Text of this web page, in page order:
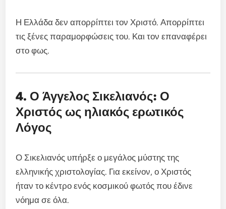
Η Ελλάδα δεν απορρίπτει τον Χριστό. Απορρίπτει
τις ξένες παραμορφώσεις του. Και τον επαναφέρει
στο φως.
4. Ο Άγγελος Σικελιανός: Ο
Χριστός ως ηλιακός ερωτικός
Λόγος
Ο Σικελιανός υπήρξε ο μεγάλος μύστης της
ελληνικής χριστολογίας. Για εκείνον, ο Χριστός
ήταν το κέντρο ενός κοσμικού φωτός που έδινε
νόημα σε όλα.